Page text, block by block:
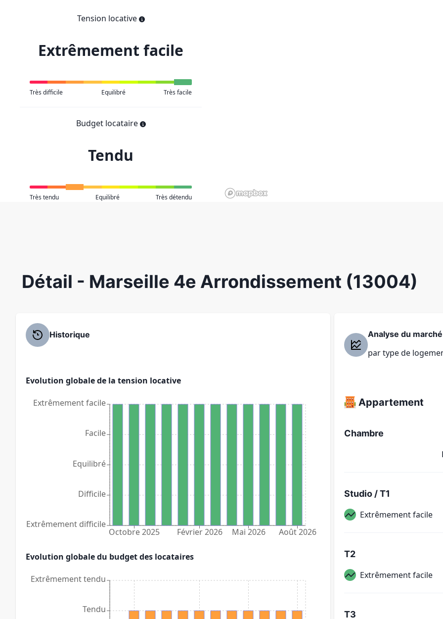
Tension locative
Extrêmement facile
Très difficile Equilibré Très facile
Budget locataire
Tendu
Très tendu Equilibré Très détendu
Détail - Marseille 4e Arrondissement (13004)
Historique
Evolution globale de la tension locative
Octobre 2025 Février 2026 Mai 2026 Août 2026
Extrêmement difficile
Difficile
Equilibré
Facile
Extrêmement facile
Evolution globale du budget des locataires
Tendu
Extrêmement tendu
Analyse du marché
par type de
Appartement
Chambre
Studio / T1
Extrêmement facile
T2
Extrêmement facile
T3